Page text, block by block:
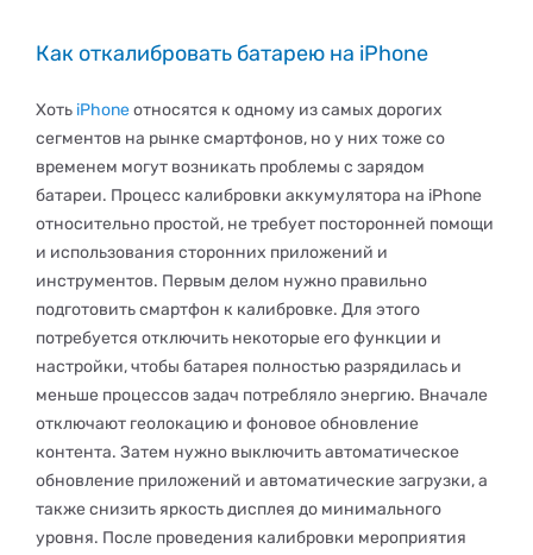
Как откалибровать батарею на iPhone
Хоть iPhoneотносятся к одному из самых дорогих
сегментов на рынке смартфонов, но у них тоже со
временем могут возникать проблемы с зарядом
батареи. Процесс калибровки аккумулятора на iPhone
относительно простой, не требует посторонней помощи
и использования сторонних приложений и
инструментов. Первым делом нужно правильно
подготовить смартфон к калибровке. Для этого
потребуется отключить некоторые его функции и
настройки, чтобы батарея полностью разрядилась и
меньше процессов задач потребляло энергию. Вначале
отключают геолокацию и фоновое обновление
контента. Затем нужно выключить автоматическое
обновление приложений и автоматические загрузки, а
также снизить яркость дисплея до минимального
уровня. После проведения калибровки мероприятия